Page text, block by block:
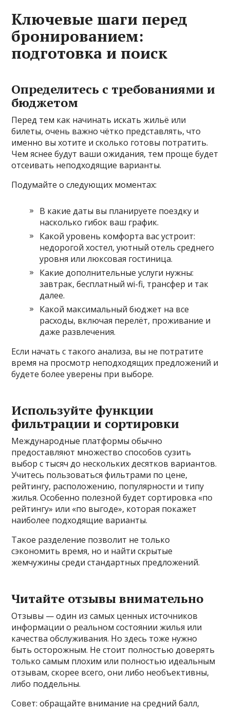
Ключевые шаги перед
бронированием:
подготовка и поиск
Определитесь с требованиями и
бюджетом
Перед тем как начинать искать жильё или
билеты, очень важно чётко представлять, что
именно вы хотите и сколько готовы потратить.
Чем яснее будут ваши ожидания, тем проще будет
отсеивать неподходящие варианты.
Подумайте о следующих моментах:
В какие даты вы планируете поездку и
насколько гибок ваш график.
Какой уровень комфорта вас устроит:
недорогой хостел, уютный отель среднего
уровня или люксовая гостиница.
Какие дополнительные услуги нужны:
завтрак, бесплатный wi-fi, трансфер и так
далее.
Какой максимальный бюджет на все
расходы, включая перелёт, проживание и
даже развлечения.
Если начать с такого анализа, вы не потратите
время на просмотр неподходящих предложений и
будете более уверены при выборе.
Используйте функции
фильтрации и сортировки
Международные платформы обычно
предоставляют множество способов сузить
выбор с тысяч до нескольких десятков вариантов.
Учитесь пользоваться фильтрами по цене,
рейтингу, расположению, популярности и типу
жилья. Особенно полезной будет сортировка «по
рейтингу» или «по выгоде», которая покажет
наиболее подходящие варианты.
Такое разделение позволит не только
сэкономить время, но и найти скрытые
жемчужины среди стандартных предложений.
Читайте отзывы внимательно
Отзывы — один из самых ценных источников
информации о реальном состоянии жилья или
качества обслуживания. Но здесь тоже нужно
быть осторожным. Не стоит полностью доверять
только самым плохим или полностью идеальным
отзывам, скорее всего, они либо необъективны,
либо поддельны.
Совет: обращайте внимание на средний балл,